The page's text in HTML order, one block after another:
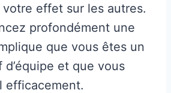
effet sur les autres.
profondément une
que vous êtes un
et que vous
efficacement.